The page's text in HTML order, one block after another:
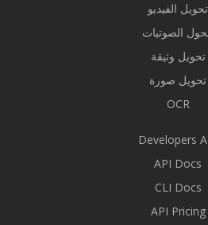
تحويل الفيديو
الصوتيات
تحويل وثيقة
تحويل صورة
OCR
Developers
API Docs
CLI Docs
API Pricing